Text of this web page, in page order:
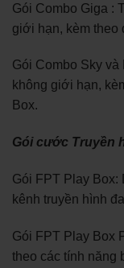
Gói Combo Giga :
giới hạn, kèm theo
Gói Combo Sky và
không giới hạn,
Box.
Gói cước Truyền
Gói FPT Play Box:
kênh truyền hình
Gói FPT Play Box
theo các tính năng